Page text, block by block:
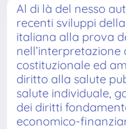
Al di là del nesso
recenti sviluppi
italiana alla prova
costituzionale ed
diritto alla salute
salute individuale,
dei diritti
economico-